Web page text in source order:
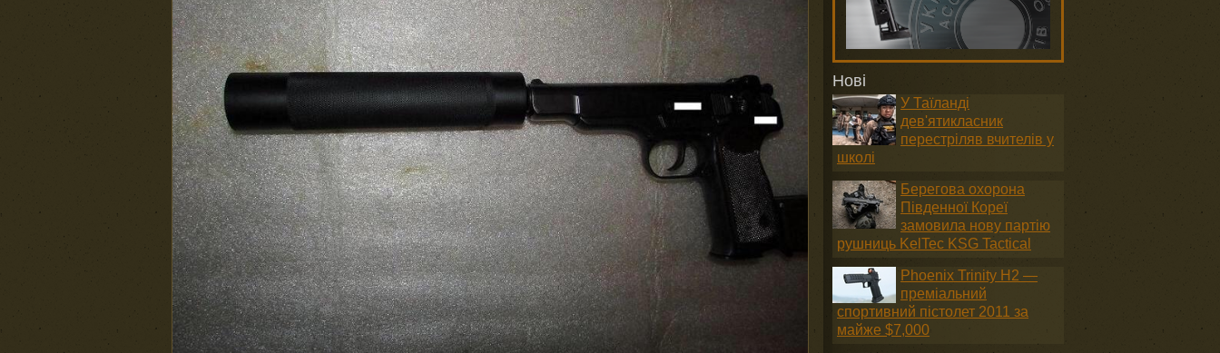
Нові
У Таїланді
дев'ятикласник
перестріляв вчителів у
школі
Берегова охорона
Південної Кореї
замовила нову партію
рушниць KelTec KSG Tactical
Phoenix Trinity H2 —
преміальний
спортивний пістолет 2011 за
майже $7,000